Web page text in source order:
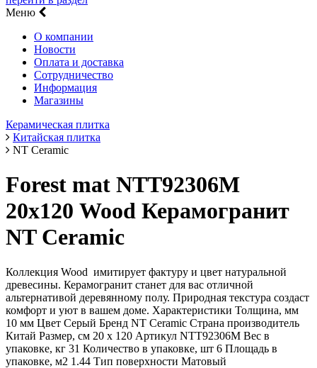
Меню
О компании
Новости
Оплата и доставка
Сотрудничество
Информация
Магазины
Керамическая плитка
Китайская плитка
NT Ceramic
Forest mat NTT92306M
20х120 Wood Керамогранит
NT Ceramic
Коллекция Wood имитирует фактуру и цвет натуральной
древесины. Керамогранит станет для вас отличной
альтернативой деревянному полу. Природная текстура создаст
комфорт и уют в вашем доме. Характеристики Толщина, мм
10 мм Цвет Серый Бренд NT Ceramic Страна производитель
Китай Размер, см 20 х 120 Артикул NTT92306M Вес в
упаковке, кг 31 Количество в упаковке, шт 6 Площадь в
упаковке, м2 1.44 Тип поверхности Матовый